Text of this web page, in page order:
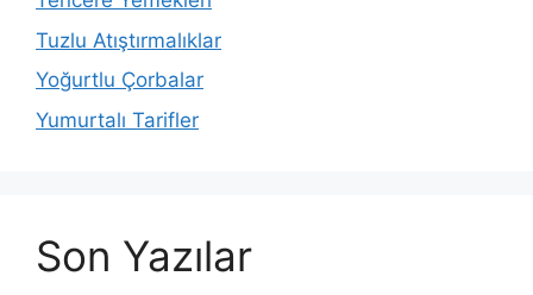
Tuzlu Atıştırmalıklar
Yoğurtlu Çorbalar
Yumurtalı Tarifler
Son Yazılar